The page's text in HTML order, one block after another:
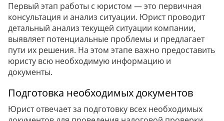
Первый этап работы с юристом — это первичная
консультация и анализ ситуации. Юрист проводит
детальный анализ текущей ситуации компании,
выявляет потенциальные проблемы и предлагает
пути их решения. На этом этапе важно предоставить
юристу всю необходимую информацию и
документы.
Подготовка необходимых документов
Юрист отвечает за подготовку всех необходимых